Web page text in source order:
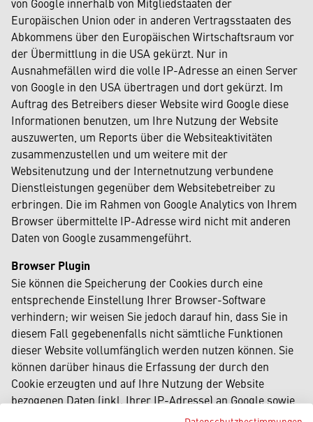
Europäischen Union oder in anderen Vertragsstaaten des
Abkommens über den Europäischen Wirtschaftsraum vor
der Übermittlung in die USA gekürzt. Nur in
Ausnahmefällen wird die volle IP-Adresse an einen Server
von Google in den USA übertragen und dort gekürzt. Im
Auftrag des Betreibers dieser Website wird Google diese
Informationen benutzen, um Ihre Nutzung der Website
auszuwerten, um Reports über die Websiteaktivitäten
zusammenzustellen und um weitere mit der
Websitenutzung und der Internetnutzung verbundene
Dienstleistungen gegenüber dem Websitebetreiber zu
erbringen. Die im Rahmen von Google Analytics von Ihrem
Browser übermittelte IP-Adresse wird nicht mit anderen
Daten von Google zusammengeführt.
Browser Plugin
Sie können die Speicherung der Cookies durch eine
entsprechende Einstellung Ihrer Browser-Software
verhindern; wir weisen Sie jedoch darauf hin, dass Sie in
diesem Fall gegebenenfalls nicht sämtliche Funktionen
dieser Website vollumfänglich werden nutzen können. Sie
können darüber hinaus die Erfassung der durch den
Cookie erzeugten und auf Ihre Nutzung der Website
bezogenen Daten (inkl. Ihrer IP-Adresse) an Google sowie
die Verarbeitung dieser Daten durch Google verhindern,